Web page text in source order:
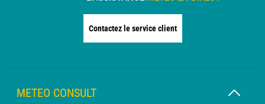
Contactez le service client
METEO CONSULT